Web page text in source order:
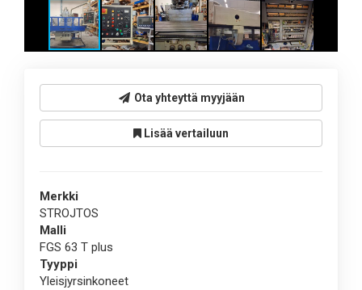
Ota yhteyttä myyjään
Lisää vertailuun
Merkki
STROJTOS
Malli
FGS 63 T plus
Tyyppi
Yleisjyrsinkoneet